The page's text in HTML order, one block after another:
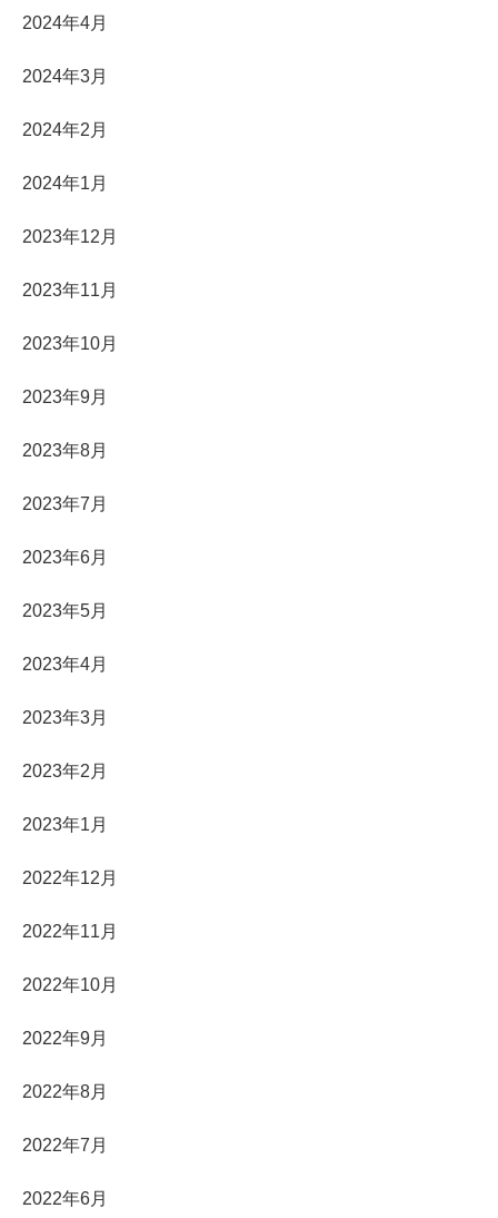
2024年4月
2024年3月
2024年2月
2024年1月
2023年12月
2023年11月
2023年10月
2023年9月
2023年8月
2023年7月
2023年6月
2023年5月
2023年4月
2023年3月
2023年2月
2023年1月
2022年12月
2022年11月
2022年10月
2022年9月
2022年8月
2022年7月
2022年6月